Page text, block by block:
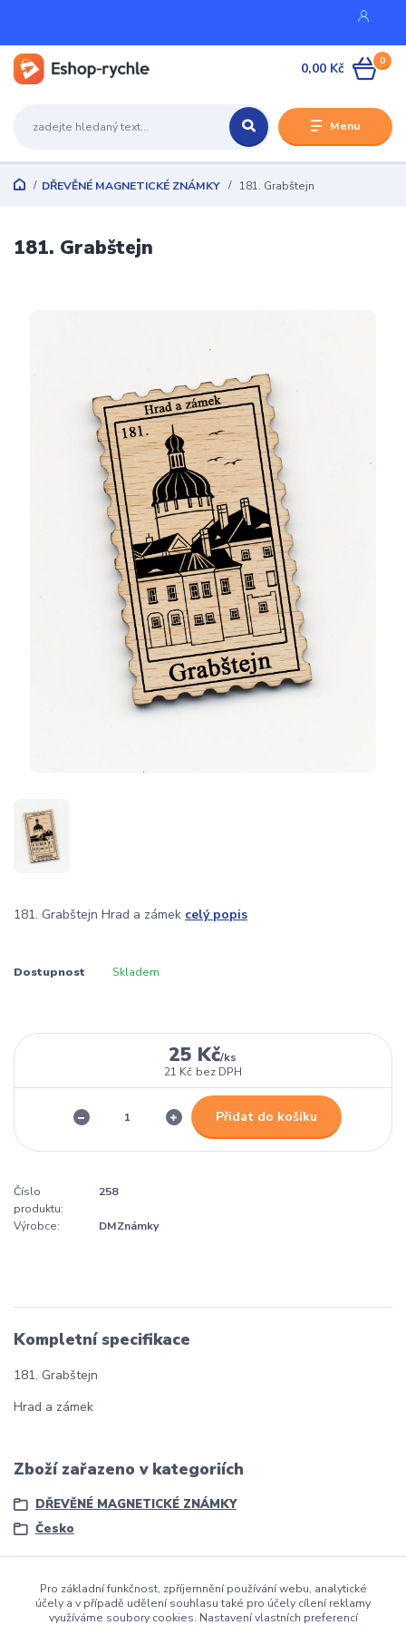
Menu
0
0,00 Kč
DŘEVĚNÉ MAGNETICKÉ ZNÁMKY 181. Grabštejn
181. Grabštejn
181. Grabštejn Hrad a zámek celý popis
Dostupnost Skladem
25 Kč/ks
21 Kč bez DPH
Přidat do košíku
Číslo
produktu:
258
Výrobce: DMZnámky
Kompletní specifikace
181. Grabštejn
Hrad a zámek
Zboží zařazeno v kategoriích
DŘEVĚNÉ MAGNETICKÉ ZNÁMKY
Česko
Pro základní funkčnost, zpříjemnění používání webu, analytické
účely a v případě udělení souhlasu také pro účely cílení reklamy
využíváme soubory cookies. Nastavení vlastních preferencí